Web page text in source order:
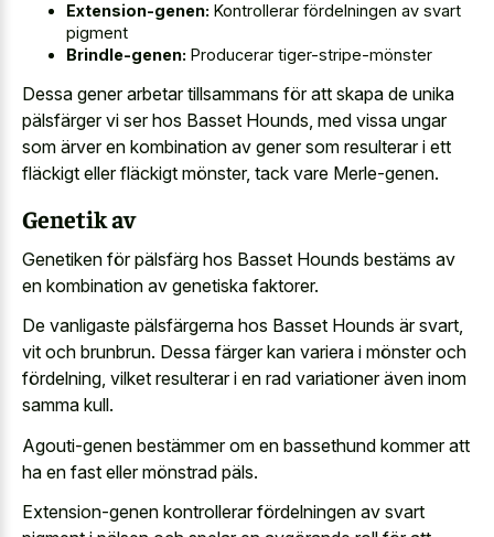
Extension-genen: Kontrollerar fördelningen av svart
pigment
Brindle-genen: Producerar tiger-stripe-mönster
Dessa gener arbetar tillsammans för att skapa de unika
pälsfärger vi ser hos Basset Hounds, med vissa ungar
som ärver en kombination av gener som resulterar i ett
fläckigt eller fläckigt mönster, tack vare Merle-genen.
Genetik av
Genetiken för pälsfärg hos Basset Hounds bestäms av
en kombination av genetiska faktorer.
De vanligaste pälsfärgerna hos Basset Hounds är svart,
vit och brunbrun. Dessa färger kan variera i mönster och
fördelning, vilket resulterar i en rad variationer även inom
samma kull.
Agouti-genen bestämmer om en bassethund kommer att
ha en fast eller mönstrad päls.
Extension-genen kontrollerar fördelningen av svart